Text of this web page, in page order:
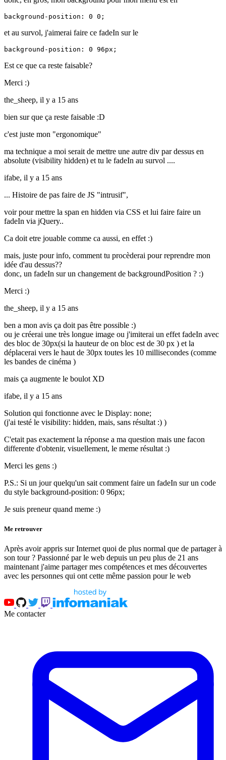
background-position: 0 0;
et au survol, j'aimerai faire ce fadeIn sur le
background-position: 0 96px;
Est ce que ca reste faisable?
Merci :)
the_sheep, il y a 15 ans
bien sur que ça reste faisable :D
c'est juste mon "ergonomique"
ma technique a moi serait de mettre une autre div par dessus en
absolute (visibility hidden) et tu le fadeIn au survol ....
ifabe, il y a 15 ans
... Histoire de pas faire de JS "intrusif",
voir pour mettre la span en hidden via CSS et lui faire faire un
fadeIn via jQuery..
Ca doit etre jouable comme ca aussi, en effet :)
mais, juste pour info, comment tu procèderai pour reprendre mon
idée d'au dessus??
donc, un fadeIn sur un changement de backgroundPosition ? :)
Merci :)
the_sheep, il y a 15 ans
ben a mon avis ça doit pas être possible :)
ou je créerai une très longue image ou j'imiterai un effet fadeIn avec
des bloc de 30px(si la hauteur de on bloc est de 30 px ) et la
déplacerai vers le haut de 30px toutes les 10 millisecondes (comme
les bandes de cinéma )
mais ça augmente le boulot XD
ifabe, il y a 15 ans
Solution qui fonctionne avec le Display: none;
(j'ai testé le visibility: hidden, mais, sans résultat :) )
C'etait pas exactement la réponse a ma question mais une facon
differente d'obtenir, visuellement, le meme résultat :)
Merci les gens :)
P.S.: Si un jour quelqu'un sait comment faire un fadeIn sur un code
du style background-position: 0 96px;
Je suis preneur quand meme :)
Me retrouver
Après avoir appris sur Internet quoi de plus normal que de partager à
son tour ? Passionné par le web depuis un peu plus de 21 ans
maintenant j'aime partager mes compétences et mes découvertes
avec les personnes qui ont cette même passion pour le web
Me contacter